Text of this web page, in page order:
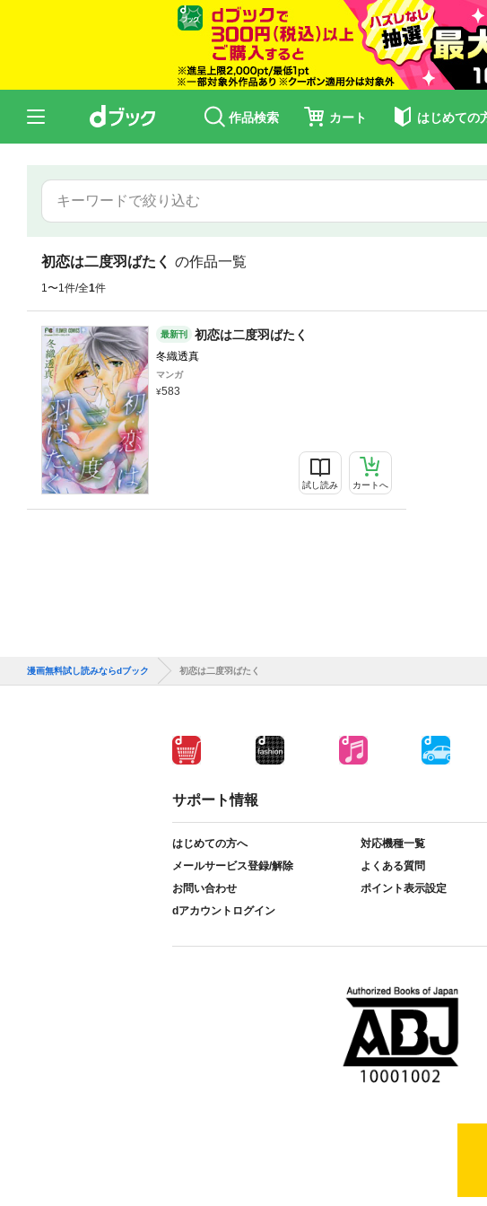
作品検索 カート はじめての
初恋は二度羽ばたく の作品一覧
1〜1件/全1件
最新刊 初恋は二度羽ばたく
冬織透真
マンガ
583
試し読み カートへ
漫画無料試し読みならdブック 初恋は二度羽ばたく
サポート情報
はじめての方へ
対応機種一覧
メールサービス登録/解除
よくある質問
お問い合わせ
ポイント表示設定
dアカウントログイン